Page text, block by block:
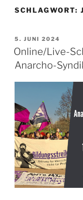
SCHLAGWORT:
VERÖFFENTLICHT
AM
5. JUNI 2024
Online/Live-
Anarcho-